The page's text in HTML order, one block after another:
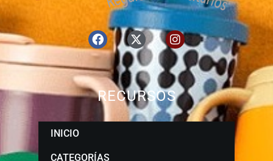
RECURSOS
INICIO
CATEGORÍAS